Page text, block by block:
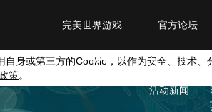
官方论坛
完美世界游戏
自身或第三方的Cookie ，以作为安全、技术
策。
福利特权
官方新闻
活动新闻